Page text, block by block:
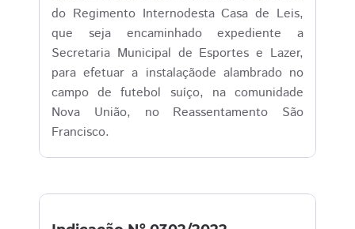
do Regimento Internodesta Casa de Leis,
que seja encaminhado expediente a
Secretaria Municipal de Esportes e Lazer,
para efetuar a instalaçãode alambrado no
campo de futebol suíço, na comunidade
Nova União, no Reassentamento São
Francisco.